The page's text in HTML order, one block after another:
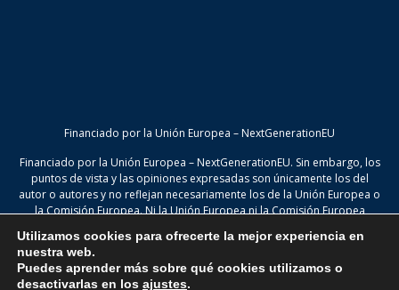
Financiado por la Unión Europea – NextGenerationEU
Financiado por la Unión Europea – NextGenerationEU. Sin embargo, los
puntos de vista y las opiniones expresadas son únicamente los del
autor o autores y no reflejan necesariamente los de la Unión Europea o
la Comisión Europea. Ni la Unión Europea ni la Comisión Europea
Utilizamos cookies para ofrecerte la mejor experiencia en
nuestra web.
Puedes aprender más sobre qué cookies utilizamos o
desactivarlas en los ajustes.